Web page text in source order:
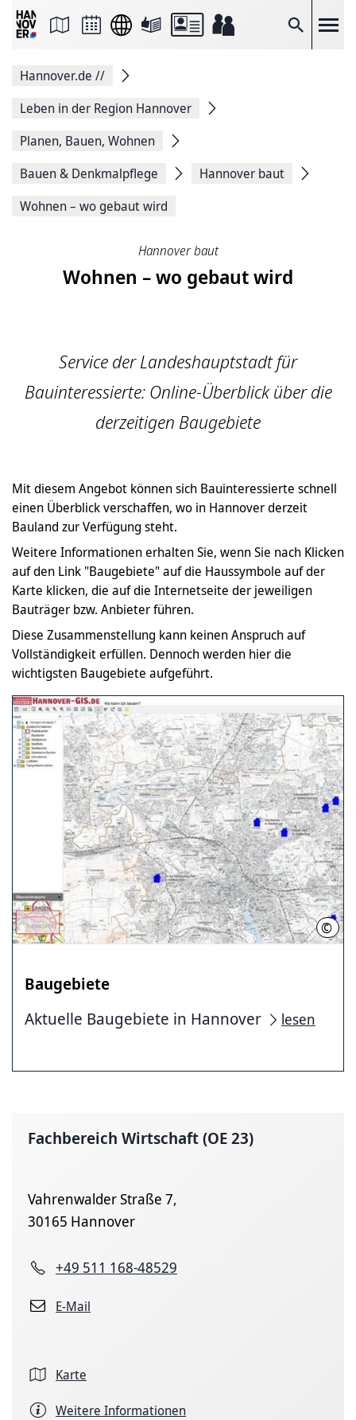
Suche
Seite
Facebook
teilen
Seitenlink
Seite
Hannover.de //
Leben in der Region Hannover
Planen, Bauen, Wohnen
Bauen & Denkmalpflege
Hannover baut
Wohnen – wo gebaut wird
Hannover baut
Wohnen – wo gebaut wird
Service der Landeshauptstadt für
Bauinteressierte: Online-Überblick über die
derzeitigen Baugebiete
Mit diesem Angebot können sich Bauinteressierte schnell
einen Überblick verschaffen, wo in Hannover derzeit
Bauland zur Verfügung steht.
Weitere Informationen erhalten Sie, wenn Sie nach Klicken
auf den Link "Baugebiete" auf die Haussymbole auf der
Karte klicken, die auf die Internetseite der jeweiligen
Bauträger bzw. Anbieter führen.
Diese Zusammenstellung kann keinen Anspruch auf
Vollständigkeit erfüllen. Dennoch werden hier die
wichtigsten Baugebiete aufgeführt.
© LHH
Baugebiete
Aktuelle Baugebiete in Hannover
lesen
Fachbereich Wirtschaft (OE 23)
Vahrenwalder Straße 7,
30165 Hannover
+49 511 168-48529
E-Mail
Karte
Weitere Informationen